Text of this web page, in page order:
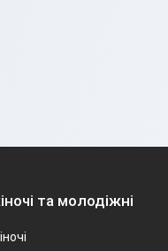
та молодіжні